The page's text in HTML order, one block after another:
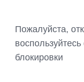
Пожалуйста,
блокировки